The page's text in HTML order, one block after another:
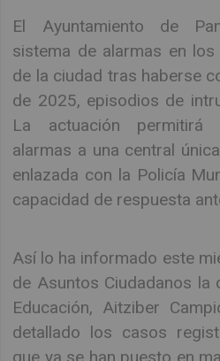
El Ayuntamiento de
sistema de alarmas en
de la ciudad tras haberse
de 2025, episodios de
La actuación
alarmas a una central
enlazada con la Policía
capacidad de respuesta
Así lo ha informado este
de Asuntos Ciudadanos la
Educación, Aitziber
detallado los casos